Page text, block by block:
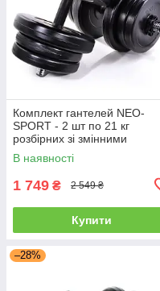
Комплект гантелей NEO-
SPORT - 2 шт по 21 кг
розбірних зі змінними
дисками
В наявності
1 749 ₴ 2 549 ₴
Купити
–28%